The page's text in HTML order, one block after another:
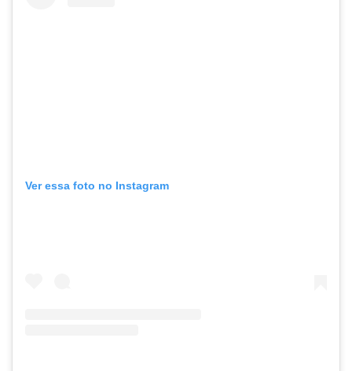
Ver essa foto no Instagram